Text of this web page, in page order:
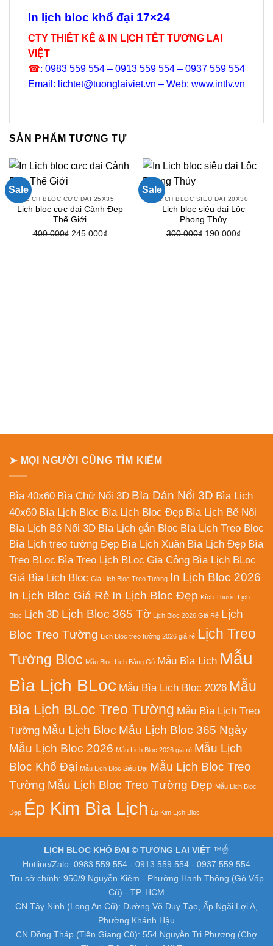
In lịch bloc khổ đại 17×24
CTY THIẾT KẾ & IN LỊCH TẾT TƯƠNG LAI
VIỆT
☎: 0983 559 554 – 0913 559 554 – 0937 559 554
Email: lichtet@tuonglaiviet.vn – Web: www.intlv.vn
SẢN PHẨM TƯƠNG TỰ
Sale
LỊCH BLOC CỰC ĐẠI 25X35
Lịch bloc cực đại Cảnh Đẹp
Thế Giới
400.000₫ Giá
245.000₫
Sale
LỊCH BLOC SIÊU ĐẠI 20X30
Lịch bloc siêu đại Lộc
Phong Thủy
300.000₫ Giá
190.000₫
➤ MỌI NGƯỜI CŨNG TÌM KIẾM
Bìa 40x60 Bìa Chữ Nổi 3D Bìa Dán Nổi 3D Bìa Lịch
40x60 Bìa Lịch Bloc Bìa Lịch Bloc Đẹp Bìa Lịch Bế Nổi
Bìa Lịch Bế Nổi 3D Bìa Lịch gắn Bloc Bìa Lịch Treo Bloc
Bìa Lịch treo tường Đẹp Bìa Lịch Xuân Bìa Lịch Đẹp Bìa
Treo BLoc Bìa Treo Lịch BLoc Gia Công Bìa Lịch BLoc
Giá Bìa Lịch Bloc Giá Lịch Bloc Treo Tường In Lịch Bloc 2026
In Lịch Bloc Giá Rẻ In Lịch Bloc Đẹp Kích Thước Lịch
Bloc Lịch 3D Lịch Bloc 365 Tờ Lịch Bloc 2026 Giá Rẻ Lịch
Bloc Treo Tường Lịch Bloc treo tường 2026 giá rẻ Lịch Treo
Tường Bloc Mẫu Bloc Lịch Bằng Gỗ Mẫu Bìa Lịch Mẫu
Bìa Lịch BLoc Mẫu Bìa Lịch Bloc 2026 Mẫu
Bìa Lịch BLoc Treo Tường Mẫu Bìa Lịch Treo
Tường Mẫu Lịch Bloc Mẫu Lịch Bloc 365 Ngày
Mẫu Lịch Bloc 2026 Mẫu Lịch Bloc 2026 giá rẻ Mẫu Lịch
Bloc Khổ Đại Mẫu Lịch Bloc Siêu Đại Mẫu Lịch Bloc Treo
Tường Mẫu Lịch Bloc Treo Tường Đẹp Mẫu Lịch Bloc
Đẹp Ép Kim Bìa Lịch Ép Kim Lịch Bloc
LỊCH BLOC KHỔ ĐẠI © TƯƠNG LAI VIỆT ™☝️
Hotline/Zalo: 0983.559.554 - 0913.559.554 - 0937.559.554
Trụ sở chính: 950/9 Nguyễn Kiệm - Phường Hạnh Thông (Gò Vấp
Cũ) - TP. HCM
CN Tây Ninh (Long An Cũ): Đường Võ Duy Tạo, Ấp Ngãi Lợi A,
Phường Khánh Hậu
CN Đồng Tháp (Tiền Giang Cũ): 554 Nguyễn Tri Phương (Chợ